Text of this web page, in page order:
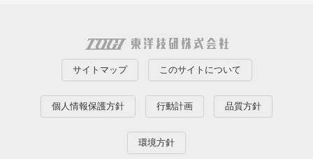
サイトマップ このサイトについて
個人情報保護方針 行動計画 品質方針
環境方針